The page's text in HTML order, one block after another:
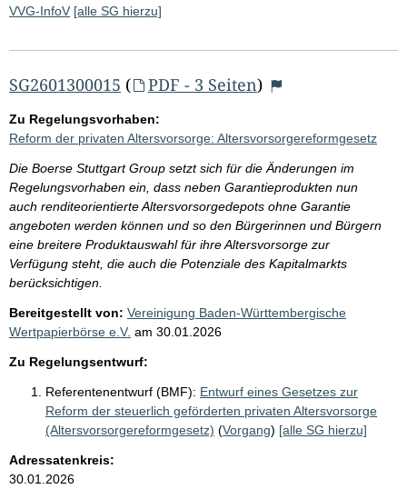
VVG-InfoV [alle SG hierzu]
SG2601300015 ( PDF - 3 Seiten)
Zu Regelungsvorhaben:
Reform der privaten Altersvorsorge: Altersvorsorgereformgesetz
Die Boerse Stuttgart Group setzt sich für die Änderungen im
Regelungsvorhaben ein, dass neben Garantieprodukten nun
auch renditeorientierte Altersvorsorgedepots ohne Garantie
angeboten werden können und so den Bürgerinnen und Bürgern
eine breitere Produktauswahl für ihre Altersvorsorge zur
Verfügung steht, die auch die Potenziale des Kapitalmarkts
berücksichtigen.
Bereitgestellt von: Vereinigung Baden-Württembergische
Wertpapierbörse e.V. am 30.01.2026
Zu Regelungsentwurf:
Referentenentwurf (BMF): Entwurf eines Gesetzes zur
Reform der steuerlich geförderten privaten Altersvorsorge
(Altersvorsorgereformgesetz) (Vorgang) [alle SG hierzu]
Adressatenkreis:
30.01.2026